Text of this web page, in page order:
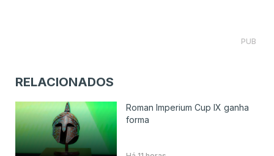
PUB
RELACIONADOS
Roman Imperium Cup IX ganha
forma